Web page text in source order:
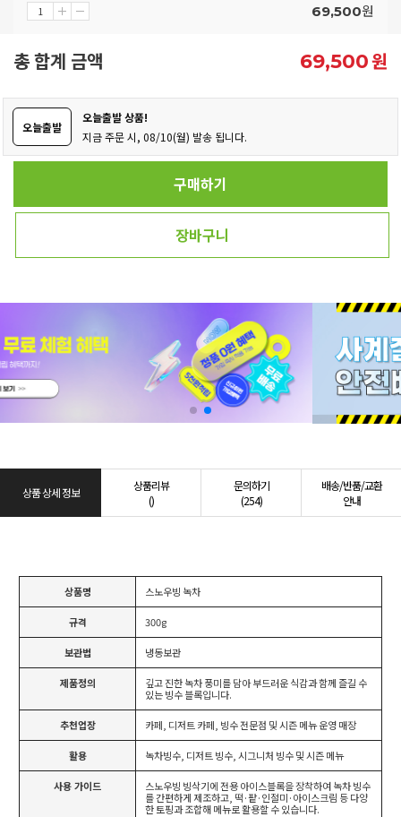
69,500원
총 합계 금액 69,500원
오늘출발
오늘출발 상품!
지금 주문 시, 08/10(월) 발송 됩니다.
구매하기
장바구니
상품 상세 정보
상품리뷰
()
문의하기
(254)
배송/반품/교환
안내
상품명 스노우빙 녹차
규격 300g
보관법 냉동보관
제품정의
깊고 진한 녹차 풍미를 담아 부드러운 식감과 함께 즐길 수
있는 빙수 블록입니다.
추천업장 카페, 디저트 카페, 빙수 전문점 및 시즌 메뉴 운영 매장
활용 녹차빙수, 디저트 빙수, 시그니처 빙수 및 시즌 메뉴
사용 가이드
스노우빙 빙삭기에 전용 아이스블록을 장착하여 녹차 빙수
를 간편하게 제조하고, 떡·팥·인절미·아이스크림 등 다양
한 토핑과 조합해 메뉴로 활용할 수 있습니다.